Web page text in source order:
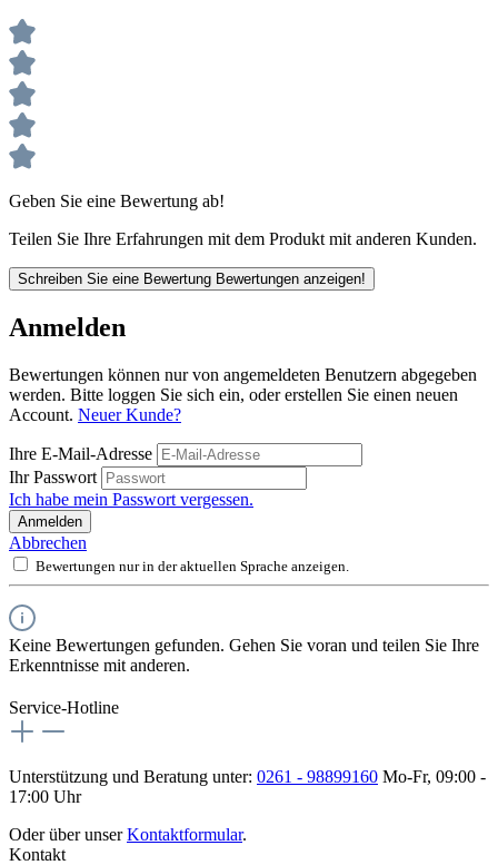
Geben Sie eine Bewertung ab!
Teilen Sie Ihre Erfahrungen mit dem Produkt mit anderen Kunden.
Schreiben Sie eine Bewertung Bewertungen anzeigen!
Anmelden
Bewertungen können nur von angemeldeten Benutzern abgegeben
werden. Bitte loggen Sie sich ein, oder erstellen Sie einen neuen
Account. Neuer Kunde?
Ihre E-Mail-Adresse
Ihr Passwort
Ich habe mein Passwort vergessen.
Anmelden
Abbrechen
Bewertungen nur in der aktuellen Sprache anzeigen.
Keine Bewertungen gefunden. Gehen Sie voran und teilen Sie Ihre
Erkenntnisse mit anderen.
Service-Hotline
Unterstützung und Beratung unter: 0261 - 98899160 Mo-Fr, 09:00 -
17:00 Uhr
Oder über unserKontaktformular.
Kontakt